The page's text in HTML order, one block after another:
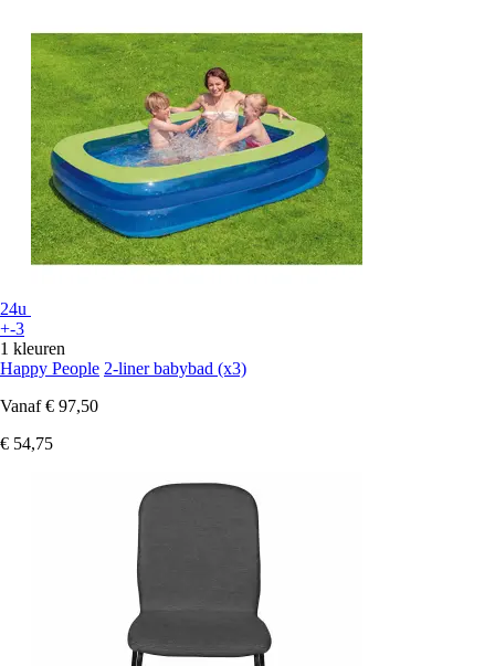
24u
+-3
1 kleuren
Happy People 2-liner babybad (x3)
Vanaf € 97,50
€ 54,75